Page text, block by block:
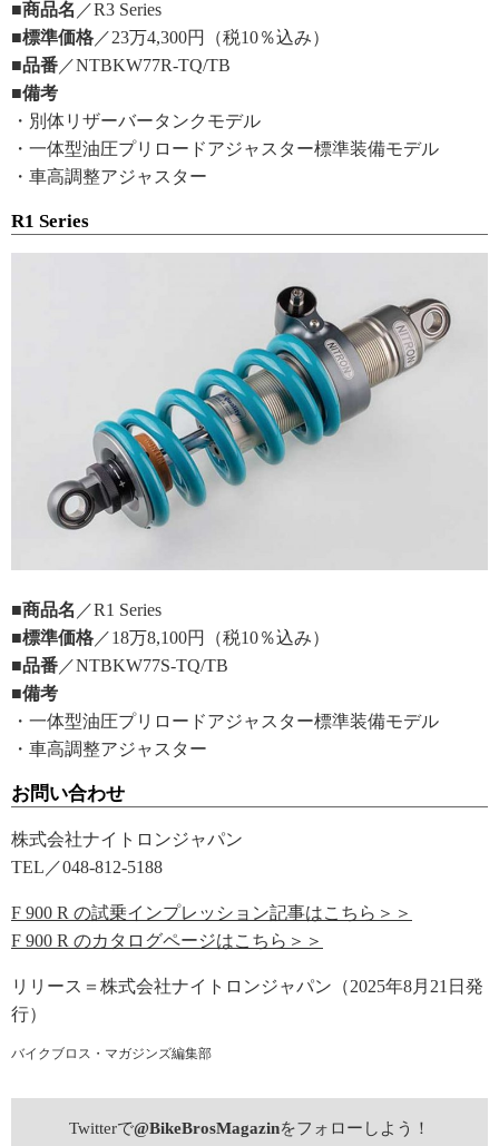
■商品名 ／R3 Series
■標準価格 ／23万4,300円（税10％込み）
■品番 ／NTBKW77R-TQ/TB
■備考
・別体リザーバータンクモデル
・一体型油圧プリロードアジャスター標準装備モデル
・車高調整アジャスター
R1 Series
■商品名 ／R1 Series
■標準価格／18万8,100円（税10％込み）
■品番／NTBKW77S-TQ/TB
■備考
・一体型油圧プリロードアジャスター標準装備モデル
・車高調整アジャスター
お問い合わせ
株式会社ナイトロンジャパン
TEL／048-812-5188
F 900 R の試乗インプレッション記事はこちら＞＞
F 900 R のカタログページはこちら＞＞
リリース＝株式会社ナイトロンジャパン（2025年8月21日発
行）
バイクブロス・マガジンズ編集部
Twitterで@BikeBrosMagazinをフォローしよう！